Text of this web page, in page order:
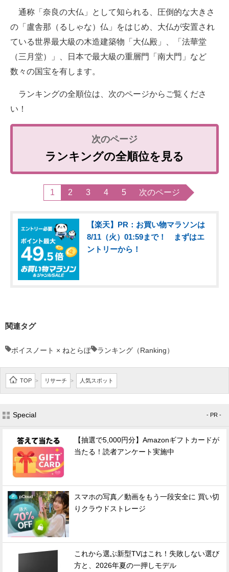
通称「奈良の大仏」として知られる、圧倒的な大きさ
の「盧舎那（るしゃな）仏」をはじめ、大仏が安置され
ている世界最大級の木造建築物「大仏殿」、「法華堂
（三月堂）」、日本で最大級の重層門「南大門」など
数々の国宝を有します。
ランキングの全順位は、次のページからご覧くださ
い！
ランキングの全順位を見る
1 2 3 4 5 次のページ
【楽天】PR：お買い物マラソンは
8/11（火）01:59まで！ まずはエ
ントリーから！
関連タグ
ボイスノート × ねとらぼ ランキング（Ranking）
TOP > リサーチ > 人気スポット
Special - PR -
【抽選で5,000円分】Amazonギフトカードが
当たる！読者アンケート実施中
スマホの写真／動画をもう一段安全に 買い切
りクラウドストレージ
これから選ぶ新型TVはこれ！失敗しない選び
方と、2026年夏の一押しモデル